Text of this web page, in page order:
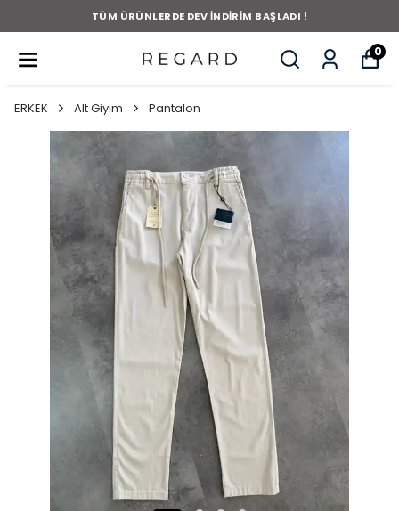
TÜM ÜRÜNLERDE DEV İNDİRİM BAŞLADI !
0
ERKEK Alt Giyim Pantalon